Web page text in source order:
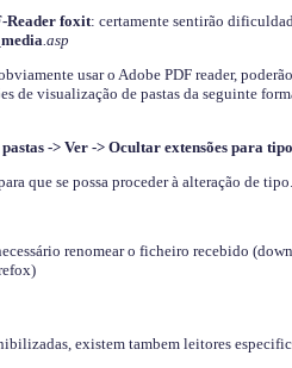
Reader foxit: certamente sentirão
.asp
usar o Adobe PDF reader,
de visualização de pastas da seguinte
-> Ver -> Ocultar extensões para
que se possa proceder à alteração de tipo.
renomear o ficheiro recebido
existem tambem leitores